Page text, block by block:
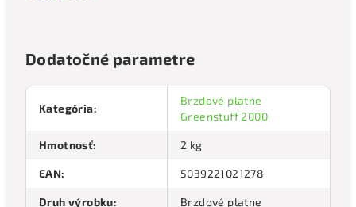
Dodatočné parametre
Kategória:
Brzdové platne
Greenstuff 2000
Hmotnosť: 2 kg
EAN: 5039221021278
Druh výrobku: Brzdové platne